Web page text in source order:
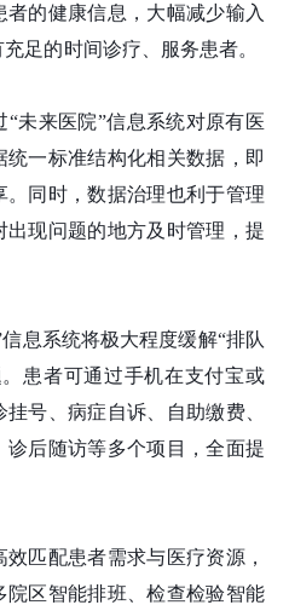
的健康信息，大幅减少输入
足的时间诊疗、服务患者。
未来医院”信息系统对原有医
一标准结构化相关数据，即
同时，数据治理也利于管理
现问题的地方及时管理，提
息系统将极大程度缓解“排队
患者可通过手机在支付宝或
号、病症自诉、自助缴费、
后随访等多个项目，全面提
匹配患者需求与医疗资源，
区智能排班、检查检验智能